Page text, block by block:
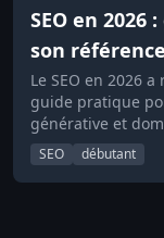
SEO en
son
Le SEO en 2026
guide pratique
générative et
SEO débutant